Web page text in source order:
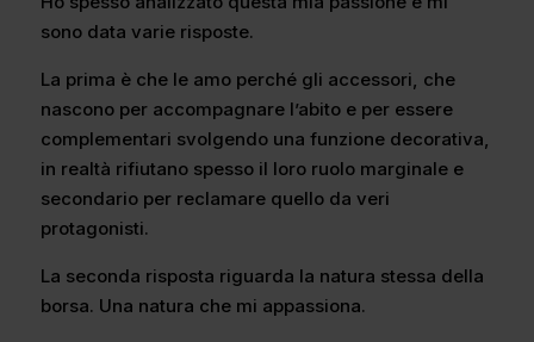
sono data varie risposte.
La prima è che le amo perché gli accessori, che
nascono per accompagnare l’abito e per essere
complementari svolgendo una funzione decorativa,
in realtà rifiutano spesso il loro ruolo marginale e
secondario per reclamare quello da veri
protagonisti.
La seconda risposta riguarda la natura stessa della
borsa. Una natura che mi appassiona.